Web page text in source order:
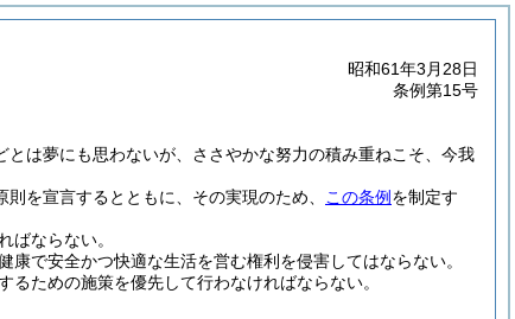
昭和61年3月28日
条例第15号
は夢にも思わないが、ささやかな努力の積み重ねこそ、今我
を宣言するとともに、その実現のため、
この条例 を制定す
ならない。
で安全かつ快適な生活を営む権利を侵害してはならない。
ための施策を優先して行わなければならない。